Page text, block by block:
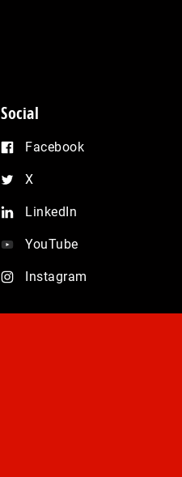
Social
Facebook
X
LinkedIn
YouTube
Instagram